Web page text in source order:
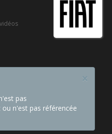
×
pas
n'est pas référencée